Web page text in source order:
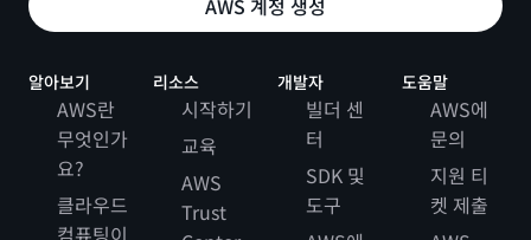
AWS 계정 생성
알아보기
AWS란
무엇인가
요?
클라우드
리소스
시작하기
교육
AWS
Trust
개발자
빌더 센
터
SDK 및
도구
도움말
AWS에
문의
지원 티
켓 제출